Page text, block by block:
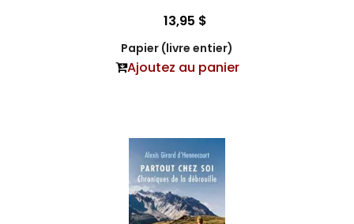
13,95 $
Papier (livre entier)
Ajoutez au panier